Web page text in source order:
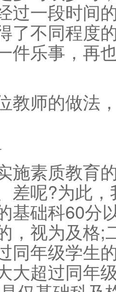
过一段时间
了不同程度
件乐事，再
师的做法，
素质教育的
差呢?为此
基础科60分
，视为及格
同年级学生
大超过同年